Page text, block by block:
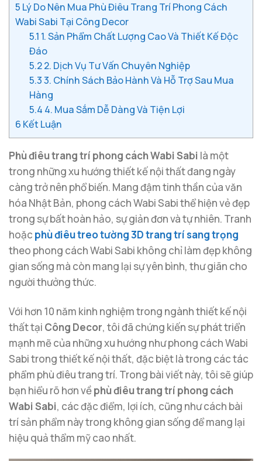
5 Lý Do Nên Mua Phù Điêu Trang Trí Phong Cách
Wabi Sabi Tại Công Decor
5.1 1. Sản Phẩm Chất Lượng Cao Và Thiết Kế Độc
Đáo
5.22. Dịch Vụ Tư Vấn Chuyên Nghiệp
5.33. Chính Sách Bảo Hành Và Hỗ Trợ Sau Mua
Hàng
5.4 4. Mua Sắm Dễ Dàng Và Tiện Lợi
6 Kết Luận
Phù điêu trang trí phong cách Wabi Sabi là một
trong những xu hướng thiết kế nội thất đang ngày
càng trở nên phổ biến. Mang đậm tinh thần của văn
hóa Nhật Bản, phong cách Wabi Sabi thể hiện vẻ đẹp
trong sự bất hoàn hảo, sự giản đơn và tự nhiên. Tranh
hoặc phù điêu treo tường 3D trang trí sang trọng
theo phong cách Wabi Sabi không chỉ làm đẹp không
gian sống mà còn mang lại sự yên bình, thư giãn cho
người thưởng thức.
Với hơn 10 năm kinh nghiệm trong ngành thiết kế nội
thất tại Công Decor, tôi đã chứng kiến sự phát triển
mạnh mẽ của những xu hướng như phong cách Wabi
Sabi trong thiết kế nội thất, đặc biệt là trong các tác
phẩm phù điêu trang trí. Trong bài viết này, tôi sẽ giúp
bạn hiểu rõ hơn vềphù điêu trang trí phong cách
Wabi Sabi, các đặc điểm, lợi ích, cũng như cách bài
trí sản phẩm này trong không gian sống để mang lại
hiệu quả thẩm mỹ cao nhất.